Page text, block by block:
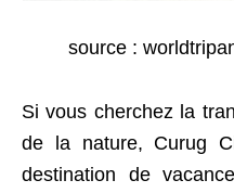
source :
Si vous cherchez la
de la nature, Curug
destination de